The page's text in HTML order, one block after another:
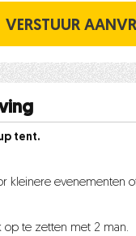
tent.
kleinere evenementen
op te zetten met 2 man.